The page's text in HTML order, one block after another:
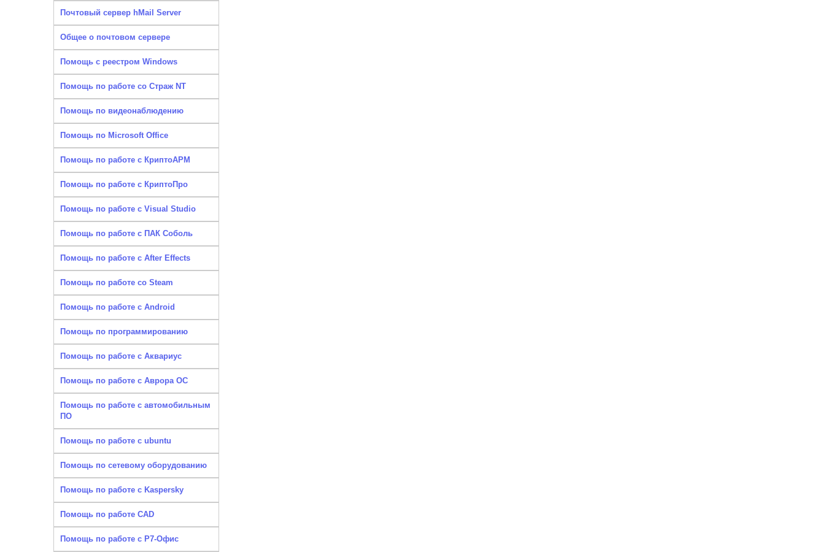
Почтовый сервер hMail Server
Общее о почтовом сервере
Помощь с реестром Windows
Помощь по работе со Страж NT
Помощь по видеонаблюдению
Помощь по Microsoft Office
Помощь по работе с КриптоАРМ
Помощь по работе с КриптоПро
Помощь по работе с Visual Studio
Помощь по работе с ПАК Соболь
Помощь по работе с After Effects
Помощь по работе со Steam
Помощь по работе с Android
Помощь по программированию
Помощь по работе с Аквариус
Помощь по работе с Аврора ОС
Помощь по работе с автомобильным
ПО
Помощь по работе с ubuntu
Помощь по сетевому оборудованию
Помощь по работе с Kaspersky
Помощь по работе CAD
Помощь по работе с Р7-Офис